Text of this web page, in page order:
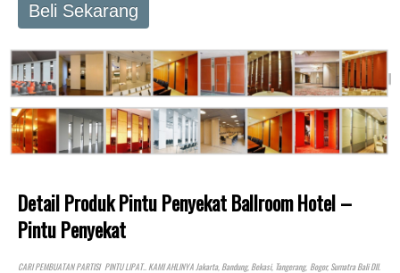
Beli Sekarang
Detail Produk Pintu Penyekat Ballroom Hotel –
Pintu Penyekat
CARI PEMBUATAN PARTISI PINTU LIPAT.. KAMI AHLINYA Jakarta, Bandung, Bekasi, Tangerang, Bogor, Sumatra Bali Dll.